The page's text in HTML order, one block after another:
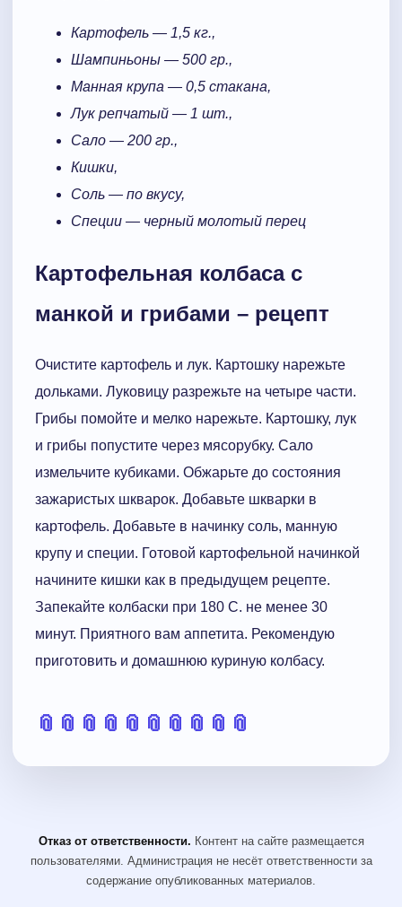
Картофель — 1,5 кг.,
Шампиньоны — 500 гр.,
Манная крупа — 0,5 стакана,
Лук репчатый — 1 шт.,
Сало — 200 гр.,
Кишки,
Соль — по вкусу,
Специи — черный молотый перец
Картофельная колбаса с
манкой и грибами – рецепт
Очистите картофель и лук. Картошку нарежьте
дольками. Луковицу разрежьте на четыре части.
Грибы помойте и мелко нарежьте. Картошку, лук
и грибы попустите через мясорубку. Сало
измельчите кубиками. Обжарьте до состояния
зажаристых шкварок. Добавьте шкварки в
картофель. Добавьте в начинку соль, манную
крупу и специи. Готовой картофельной начинкой
начините кишки как в предыдущем рецепте.
Запекайте колбаски при 180 С. не менее 30
минут. Приятного вам аппетита. Рекомендую
приготовить и домашнюю куриную колбасу.
📎 📎 📎 📎 📎 📎 📎 📎 📎 📎
Отказ от ответственности. Контент на сайте размещается
пользователями. Администрация не несёт ответственности за
содержание опубликованных материалов.